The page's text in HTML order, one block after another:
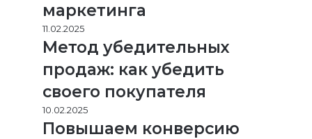
маркетинга
11.02.2025
Метод убедительных
продаж: как убедить
своего покупателя
10.02.2025
Повышаем конверсию